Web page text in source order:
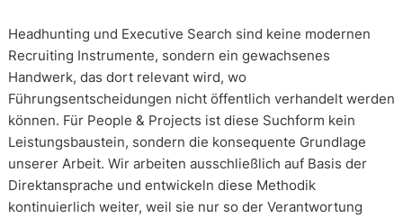
Headhunting und Executive Search sind keine modernen
Recruiting Instrumente, sondern ein gewachsenes
Handwerk, das dort relevant wird, wo
Führungsentscheidungen nicht öffentlich verhandelt werden
können. Für People & Projects ist diese Suchform kein
Leistungsbaustein, sondern die konsequente Grundlage
unserer Arbeit. Wir arbeiten ausschließlich auf Basis der
Direktansprache und entwickeln diese Methodik
kontinuierlich weiter, weil sie nur so der Verantwortung